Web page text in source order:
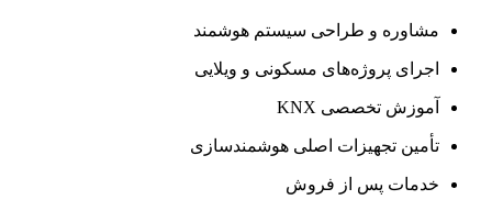
مشاوره و طراحی سیستم هوشمند
اجرای پروژه‌های مسکونی و ویلایی
آموزش تخصصی KNX
تأمین تجهیزات اصلی هوشمندسازی
خدمات پس از فروش